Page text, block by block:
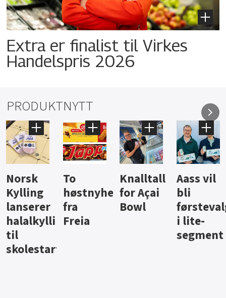
Extra er finalist til Virkes
Handelspris 2026
PRODUKTNYTT
Knalltall
for Açai
Bowl
Aass vil
bli
førstevalg
i lite-
Brus og
jus fra
Berentsen
Hard
iste fra
Hansa